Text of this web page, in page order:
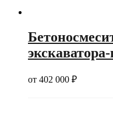
от 402 000 ₽